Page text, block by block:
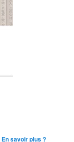
En savoir plus ?